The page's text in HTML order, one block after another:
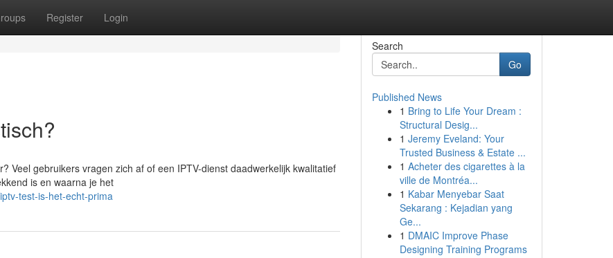
Register Login
Veel gebruikers vragen zich af of een IPTV-dienst daadwerkelijk kwalitatief
is en waarna je het
test-is-het-echt-prima
Search
Go
Published News
1 Bring to Life Your Dream :
Structural Desig...
1 Jeremy Eveland: Your
Trusted Business & Estate ...
1 Acheter des cigarettes à la
ville de Montréa...
1 Kabar Menyebar Saat
Sekarang : Kejadian yang
Ge...
1 DMAIC Improve Phase
Designing Training Programs